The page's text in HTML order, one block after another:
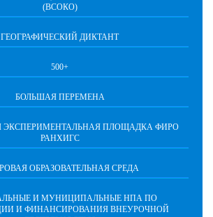
(ВСОКО)
ГЕОГРАФИЧЕСКИЙ ДИКТАНТ
500+
БОЛЬШАЯ ПЕРЕМЕНА
ЭКСПЕРИМЕНТАЛЬНАЯ ПЛОЩАДКА ФИРО
РАНХИГС
ОБРАЗОВАТЕЛЬНАЯ СРЕДА
И МУНИЦИПАЛЬНЫЕ НПА ПО
И ФИНАНСИРОВАНИЯ ВНЕУРОЧНОЙ